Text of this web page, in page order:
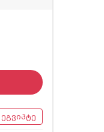
ეგვიპტე